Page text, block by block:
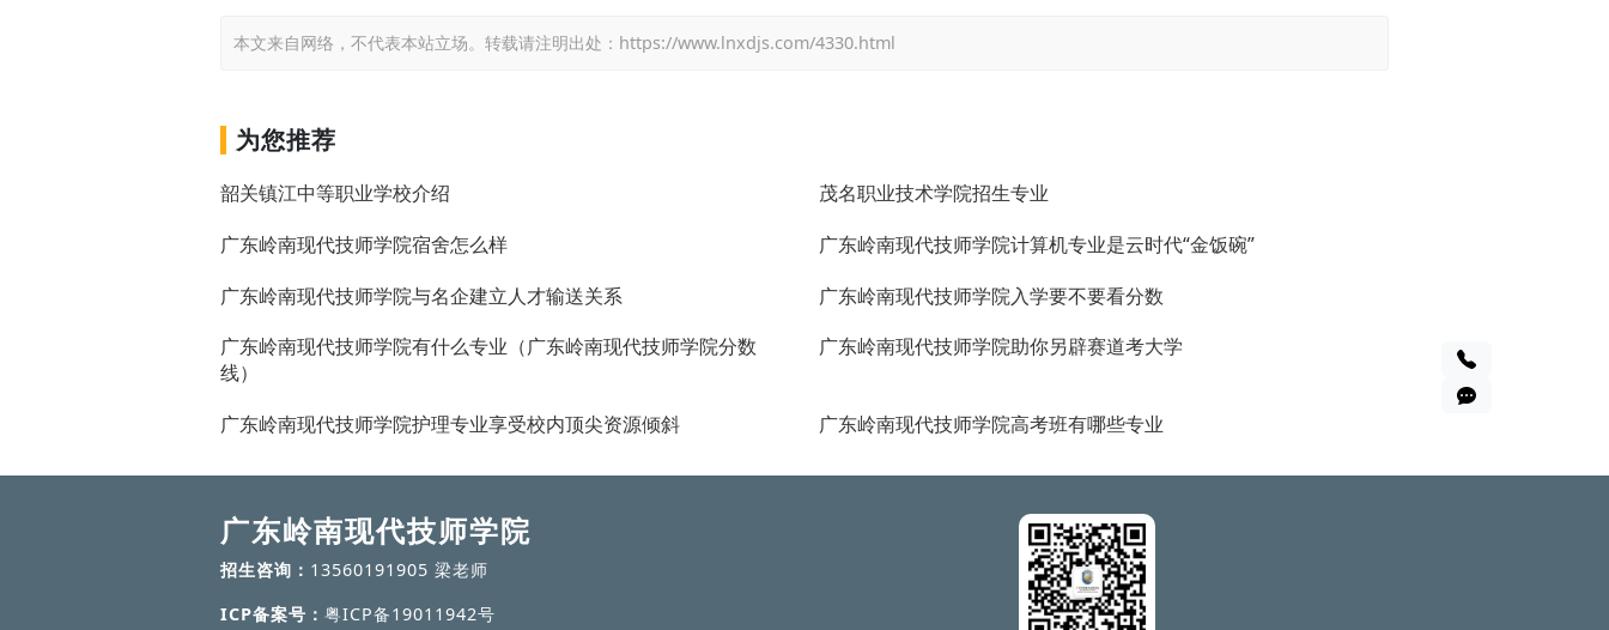
本文来自网络，不代表本站立场。转载请注明出处：https://www.lnxdjs.com/4330.html
为您推荐
韶关镇江中等职业学校介绍
茂名职业技术学院招生专业
广东岭南现代技师学院宿舍怎么样
广东岭南现代技师学院计算机专业是云时代“金饭碗”
广东岭南现代技师学院与名企建立人才输送关系
广东岭南现代技师学院入学要不要看分数
广东岭南现代技师学院有什么专业（广东岭南现代技师学院分数
线）
广东岭南现代技师学院助你另辟赛道考大学
广东岭南现代技师学院护理专业享受校内顶尖资源倾斜 广东岭南现代技师学院高考班有哪些专业
广东岭南现代技师学院
招生咨询： 13560191905 梁老师
ICP备案号： 粤ICP备19011942号